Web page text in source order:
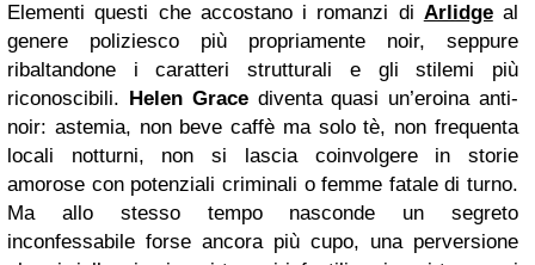
Elementi questi che accostano i romanzi di Arlidgeal
genere poliziesco più propriamente noir, seppure
ribaltandone i caratteri strutturali e gli stilemi più
riconoscibili. Helen Gracediventa quasi un’eroina anti-
noir: astemia, non beve caffè ma solo tè, non frequenta
locali notturni, non si lascia coinvolgere in storie
amorose con potenziali criminali o femme fatale di turno.
Ma allo stesso tempo nasconde un segreto
inconfessabile forse ancora più cupo, una perversione